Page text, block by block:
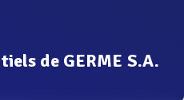
de GERME S.A.